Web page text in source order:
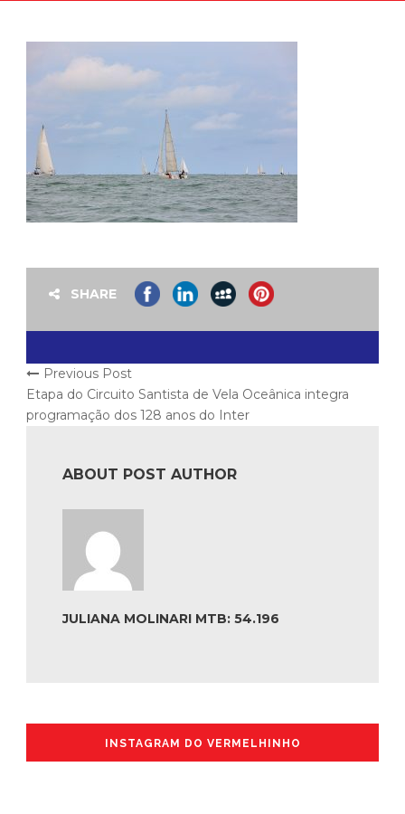
SHARE
Previous Post
Etapa do Circuito Santista de Vela Oceânica integra
programação dos 128 anos do Inter
ABOUT POST AUTHOR
JULIANA MOLINARI MTB: 54.196
INSTAGRAM DO VERMELHINHO